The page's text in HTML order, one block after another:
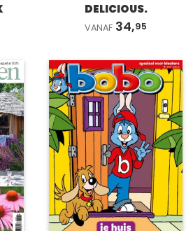
DELICIOUS.
VANAF 34,95